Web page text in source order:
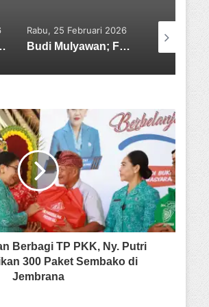
Budi Mulyawan; Film Pendek Adalah Fondasi Industri, Saatnya Bangun Ekosistem Theater Mini
Minggu, 26 Juli 2026
Kesaksian Neli: Dugaan Emas Tak Sesuai Kadar hingga Proses yang Kini Diselidiki Polda Babel
Minggu,
Berbagi TP PKK, Ny. Putri
300 Paket Sembako di
Jembrana